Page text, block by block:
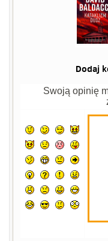
Dodaj
Swoją opinię